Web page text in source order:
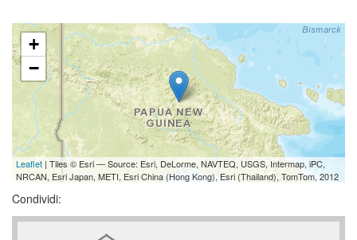
+
−
Leaflet | Tiles © Esri — Source: Esri, DeLorme, NAVTEQ, USGS, Intermap, iPC,
NRCAN, Esri Japan, METI, Esri China (Hong Kong), Esri (Thailand), TomTom, 2012
Condividi: